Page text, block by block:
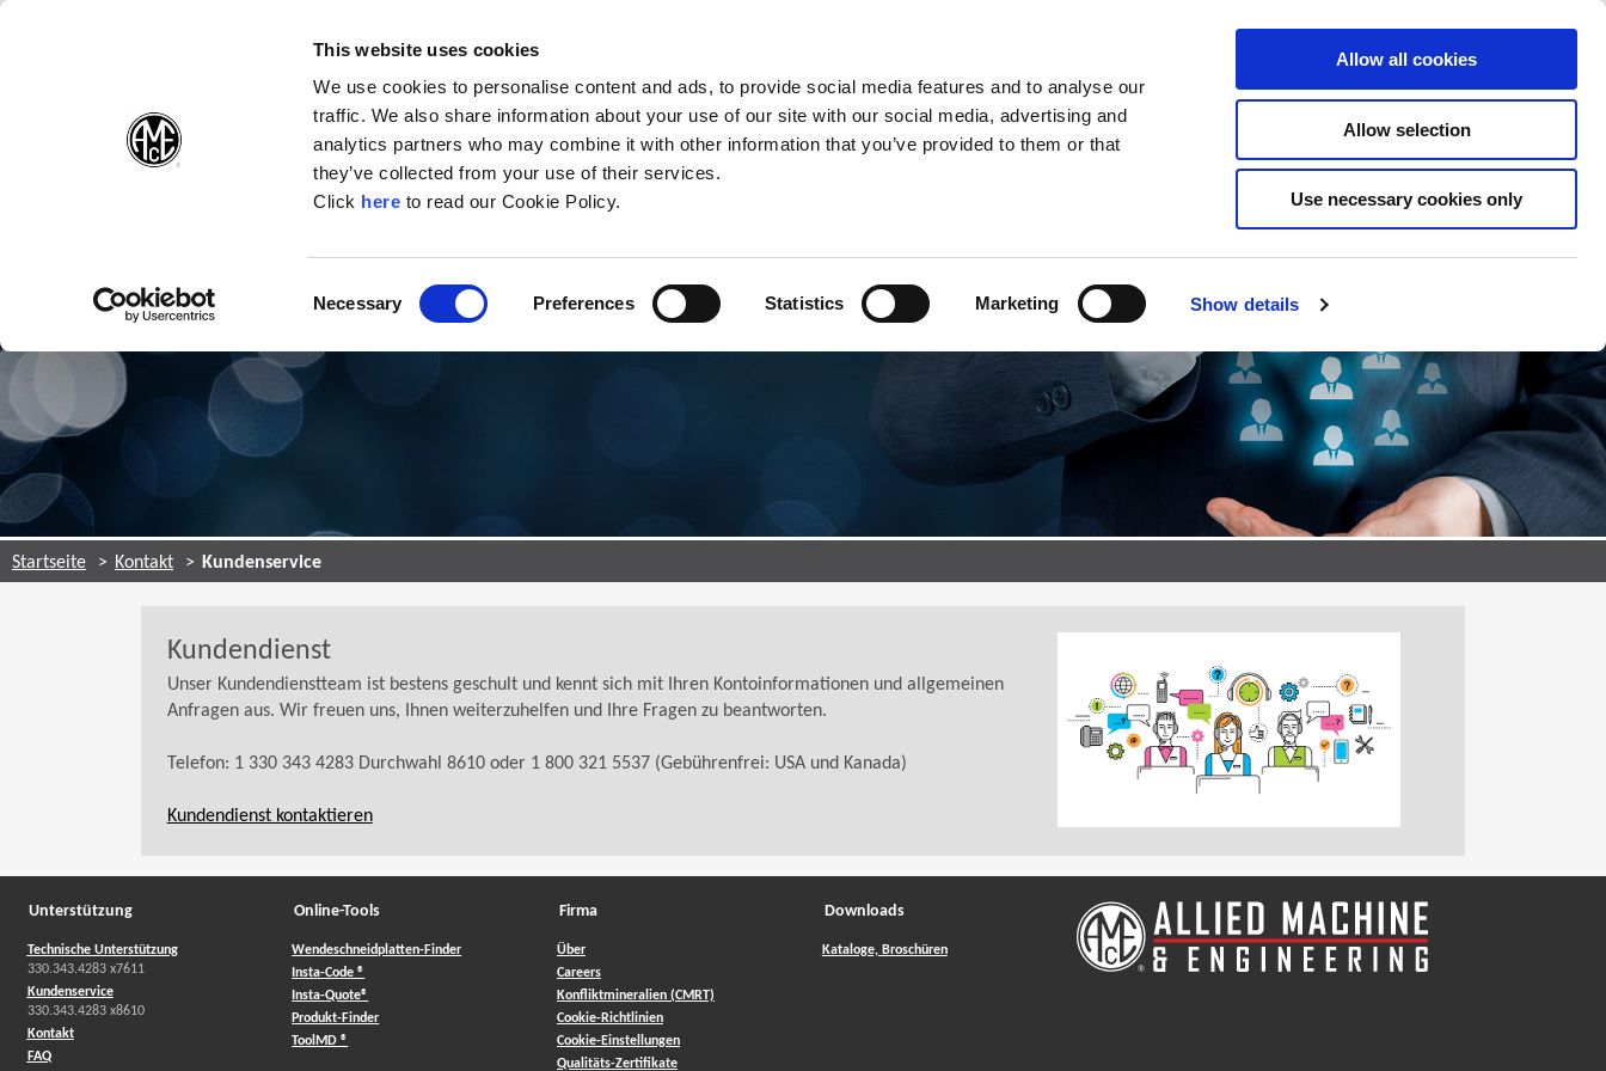
(Opens in a new window)
This website uses cookies
We use cookies to personalise content and ads, to provide social media features and to analyse our
traffic. We also share information about your use of our site with our social media, advertising and
analytics partners who may combine it with other information that you’ve provided to them or that
they’ve collected from your use of their services.
Click here(Opens in a new window)
to read our Cookie Policy.
Necessary Preferences Statistics Marketing Show details
Allow all cookies
Allow selection
Use necessary cookies only
Produkte Unternehmen Kontakt Online-Tools Service
Startseite Kontakt Kundenservice
Kundendienst
Unser Kundendienstteam ist bestens geschult und kennt sich mit Ihren Kontoinformationen und allgemeinen
Anfragen aus. Wir freuen uns, Ihnen weiterzuhelfen und Ihre Fragen zu beantworten.
Telefon: 1 330 343 4283 Durchwahl 8610 oder 1 800 321 5537 (Gebührenfrei: USA und Kanada)
Kundendienst kontaktieren
Unterstützung
Technische Unterstützung
330.343.4283 x7611
Kundenservice
330.343.4283 x8610
Kontakt
FAQ
Online-Tools
Wendeschneidplatten-Finder
Insta-Code ®
Insta-Quote®
Produkt-Finder
ToolMD ®
Firma
Über
Careers
Konfliktmineralien (CMRT)
Cookie-Richtlinien
Cookie-Einstellungen
Qualitäts-Zertifikate
Downloads
Kataloge, Broschüren